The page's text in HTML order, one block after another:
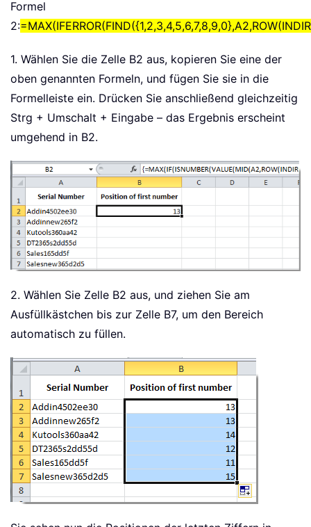
Formel
2:
1. Wählen Sie die Zelle B2 aus, kopieren Sie eine der
oben genannten Formeln, und fügen Sie sie in die
Formelleiste ein. Drücken Sie anschließend gleichzeitig
Strg + Umschalt + Eingabe – das Ergebnis erscheint
umgehend in B2.
2. Wählen Sie Zelle B2 aus, und ziehen Sie am
Ausfüllkästchen bis zur Zelle B7, um den Bereich
automatisch zu füllen.